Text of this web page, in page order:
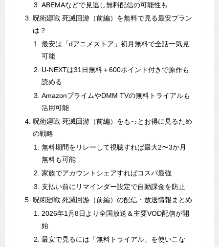
ABEMAなどで見逃し無料配信の可能性も
呪術廻戦 死滅回游（前編）を無料で見る最安プラン
は？
最安は「dアニメストア」初月無料で全話一気見
可能
U-NEXTは31日無料＋600ポイント付きで原作も
読める
AmazonプライムやDMM TVの無料トライアルも
活用可能
呪術廻戦 死滅回游（前編）をもっとお得に見るため
の戦略
無料期間をリレーして視聴すれば最大2〜3か月
無料も可能
家族でアカウントシェアすればコスパ最強
支払い前にリマインダー設定で自動課金を防止
呪術廻戦 死滅回游（前編）の配信・放送情報まとめ
2026年1月8日より全国放送＆主要VOD配信が開
始
最安で見るには「無料トライアル」を使いこな